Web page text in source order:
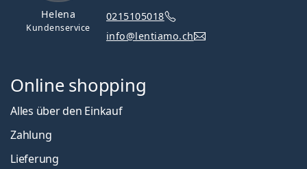
Helena
Kundenservice
0215105018
info@lentiamo.ch
Online shopping
Alles über den Einkauf
Zahlung
Lieferung